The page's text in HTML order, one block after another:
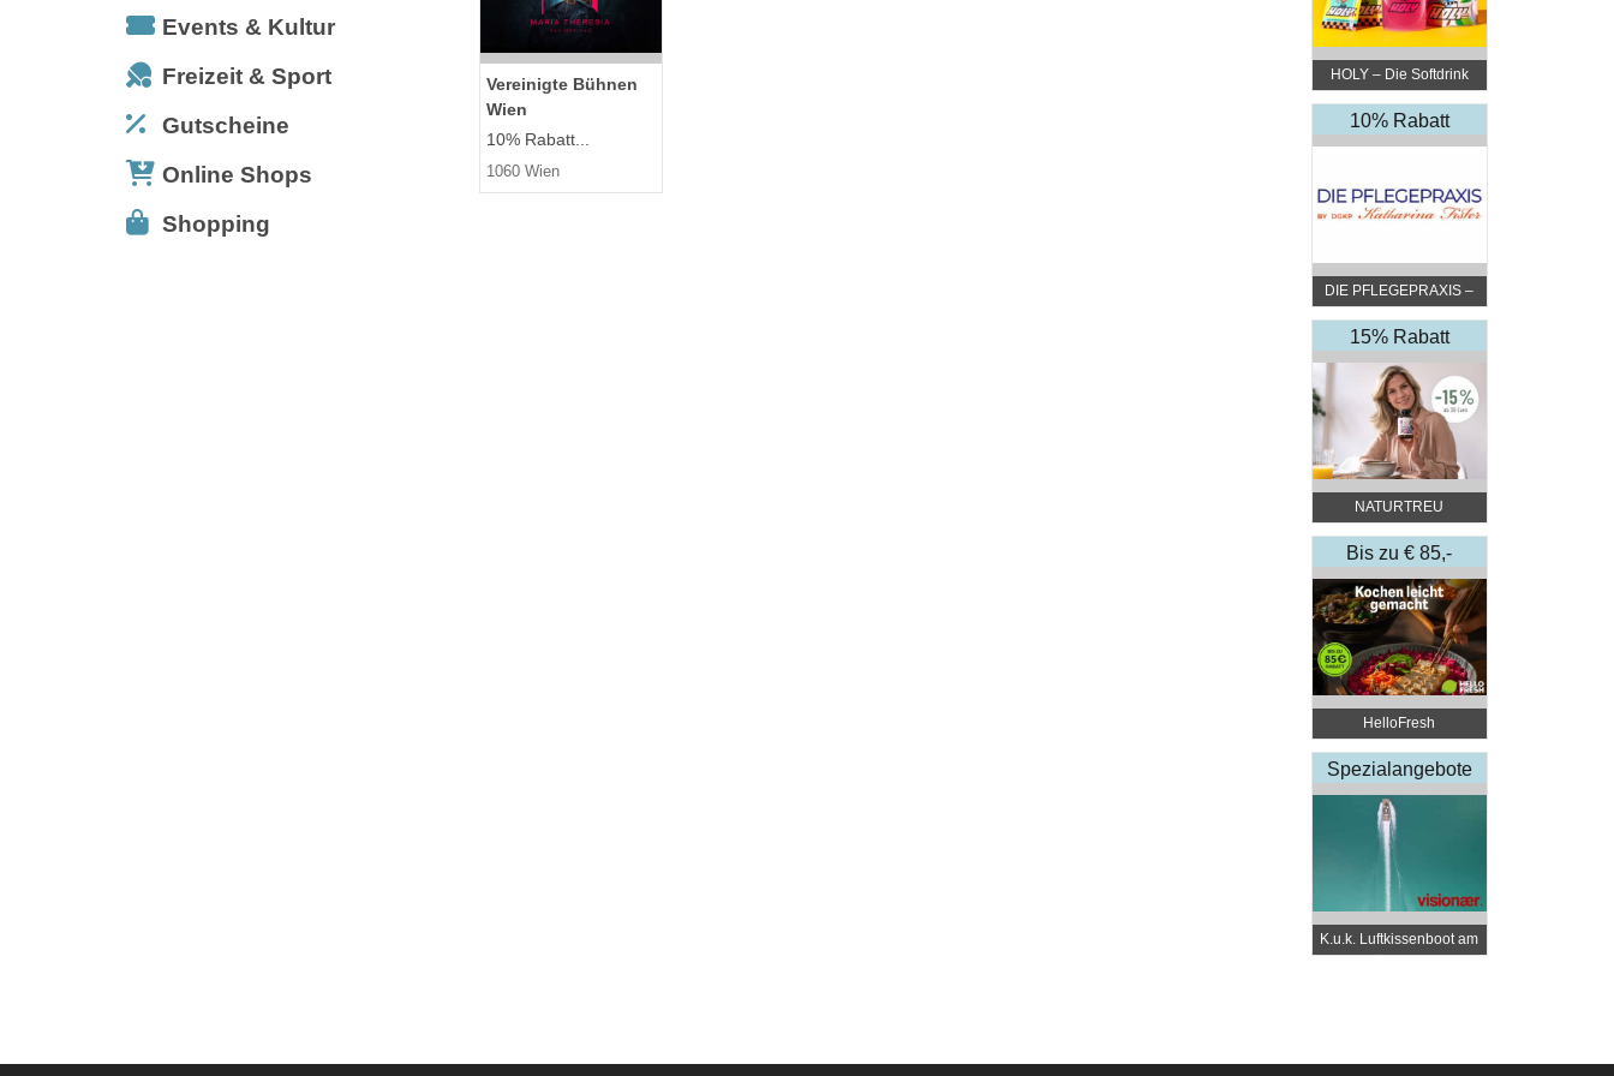
Events & Kultur
Freizeit & Sport
Gutscheine
Online Shops
Shopping
Vereinigte Bühnen
Wien
10% Rabatt...
1060 Wien
HOLY – Die Softdrink
Revolution
10% Rabatt
DIE PFLEGEPRAXIS –
by DGKP Katharina
Fister
15% Rabatt
NATURTREU
Bis zu € 85,-
Rabatt
HelloFresh
Spezialangebote
K.u.k. Luftkissenboot am
Wörthersee